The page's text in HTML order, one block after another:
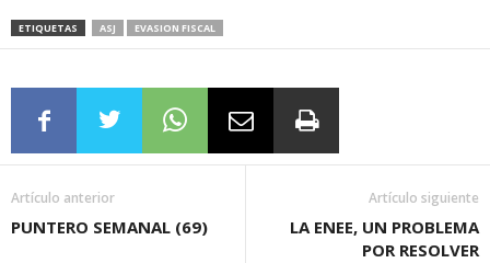
ETIQUETAS ASJ EVASION FISCAL
Artículo anterior
PUNTERO SEMANAL (69)
Artículo siguiente
LA ENEE, UN PROBLEMA
POR RESOLVER